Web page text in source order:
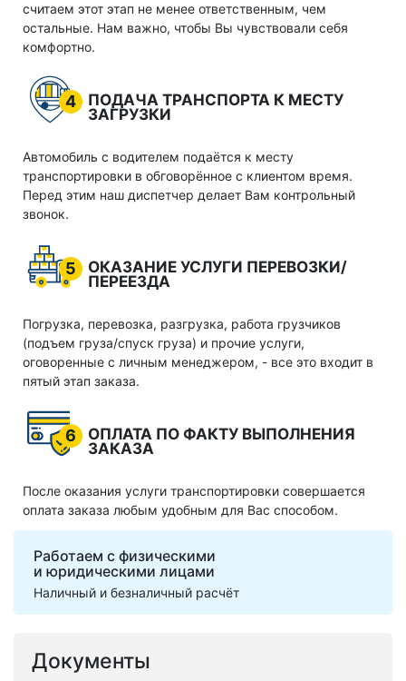
считаем этот этап не менее ответственным, чем
остальные. Нам важно, чтобы Вы чувствовали себя
комфортно.
4
ПОДАЧА ТРАНСПОРТА К МЕСТУ
ЗАГРУЗКИ
Автомобиль с водителем подаётся к месту
транспортировки в обговорённое с клиентом время.
Перед этим наш диспетчер делает Вам контрольный
звонок.
5
ОКАЗАНИЕ УСЛУГИ ПЕРЕВОЗКИ/
ПЕРЕЕЗДА
Погрузка, перевозка, разгрузка, работа грузчиков
(подъем груза/спуск груза) и прочие услуги,
оговоренные с личным менеджером, - все это входит в
пятый этап заказа.
6
ОПЛАТА ПО ФАКТУ ВЫПОЛНЕНИЯ
ЗАКАЗА
После оказания услуги транспортировки совершается
оплата заказа любым удобным для Вас способом.
Работаем с физическими
и юридическими лицами
Наличный и безналичный расчёт
Документы